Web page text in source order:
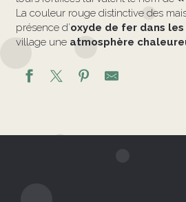
La couleur rouge distinctive des
présence d’oxyde de fer dans
village une atmosphère